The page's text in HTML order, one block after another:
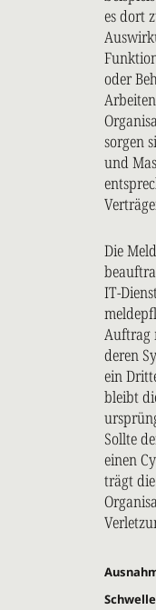
es dort
oder
sorgen
und
Die
IT-
Auftrag
deren
ein
bleibt
Sollte
einen
trägt